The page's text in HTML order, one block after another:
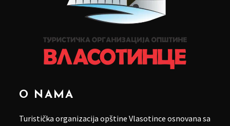
O NAMA
Turistička organizacija opštine Vlasotince osnovana sa